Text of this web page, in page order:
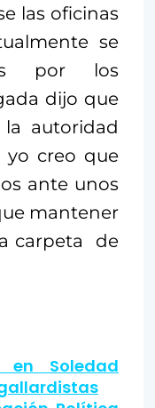
las oficinas
se
por los
dijo que
autoridad
yo creo que
ante unos
mantener
carpeta de
en Soledad